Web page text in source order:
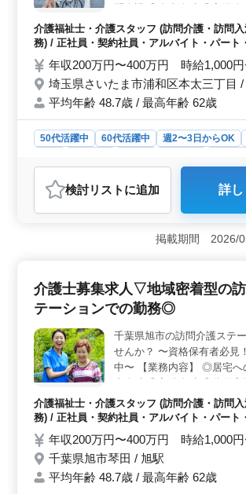
資格を持ち、介護経験が1年以上ある方が
の知識と経験を活かしたい方にとって、さ
アアップのチャンスです。 社会保険完備
場環境が整っています。
助 ◎服薬介助 ◎書類作成、
レへの移動や動作の介助 
様のご応募お待ちしておりま
気軽にお問い合わせくださ
介護福祉士・介護スタッフ (訪問介護・訪問
務) / 正社員・契約社員・アルバイト・パート
年収200万円〜400万円 時給1,000
埼玉県さいたま市浦和区本太三丁目 /
平均年齢 48.7歳 / 最高年齢 62歳
50代活躍中 60代活躍中 週2〜3日からOK
介護福祉士・介護スタッフ
検討リスト に追加 詳し
掲載期間 2026/
介護士募集求人▽地域密着型の
テーションでの勤務◎
千葉県旭市の訪問介護ステ
せんか？ 〜資格保有者必見
中〜 【業務内容】 ◎居宅
助 ◎書類作成、書類整理 ◎
や動作の介助 【備考】 ◎
務でも気さくに聞ける環境
応募お待ちしております！
介護福祉士・介護スタッフ (訪問介護・訪問
務) / 正社員・契約社員・アルバイト・パート
年収200万円〜400万円 時給1,000
千葉県旭市琴田 / 旭駅
平均年齢 48.7歳 / 最高年齢 62歳